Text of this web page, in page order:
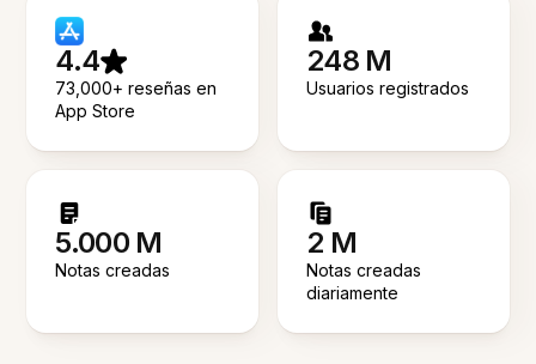
4.4
73,000+ reseñas en
App Store
248 M
Usuarios registrados
5.000 M
Notas creadas
2 M
Notas creadas
diariamente